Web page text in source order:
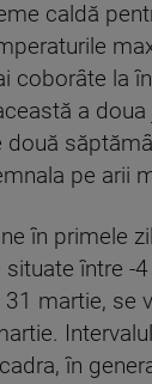
caldă
coborâte la
a
pe arii
în primele
între -
martie, se
în